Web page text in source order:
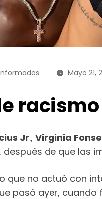
Mayo 21,
Jr., Virginia
, después de que las
que no actuó con
pasó ayer, cuando